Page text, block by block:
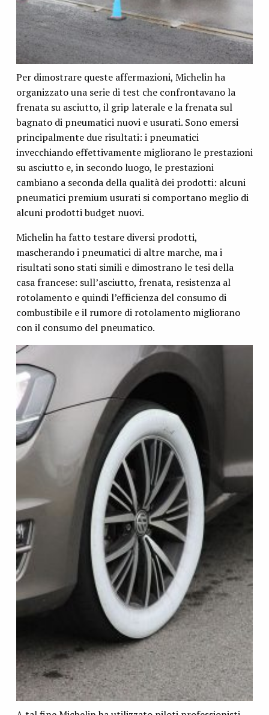
Per dimostrare queste affermazioni, Michelin ha
organizzato una serie di test che confrontavano la
frenata su asciutto, il grip laterale e la frenata sul
bagnato di pneumatici nuovi e usurati. Sono emersi
principalmente due risultati: i pneumatici
invecchiando effettivamente migliorano le prestazioni
su asciutto e, in secondo luogo, le prestazioni
cambiano a seconda della qualità dei prodotti: alcuni
pneumatici premium usurati si comportano meglio di
alcuni prodotti budget nuovi.
Michelin ha fatto testare diversi prodotti,
mascherando i pneumatici di altre marche, ma i
risultati sono stati simili e dimostrano le tesi della
casa francese: sull’asciutto, frenata, resistenza al
rotolamento e quindi l’efficienza del consumo di
combustibile e il rumore di rotolamento migliorano
con il consumo del pneumatico.